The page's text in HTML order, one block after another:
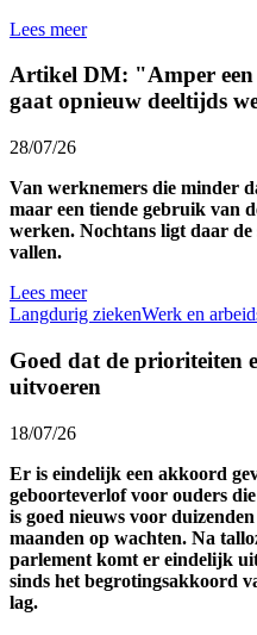
Lees meer
Artikel DM: "Amper een
gaat opnieuw deeltijds
28/07/26
Van werknemers die minder
maar een tiende gebruik van
werken. Nochtans ligt daar
vallen.
Lees meer
Langdurig ziekenWerk en
Goed dat de prioriteiten
uitvoeren
18/07/26
Er is eindelijk een akkoord
geboorteverlof voor ouders
is goed nieuws voor
maanden op wachten. Na
parlement komt er eindelijk
sinds het begrotingsakkoord
lag.